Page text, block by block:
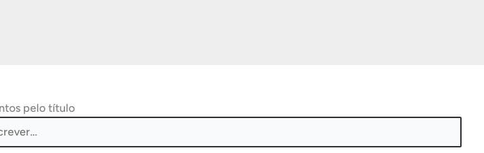
pelo título